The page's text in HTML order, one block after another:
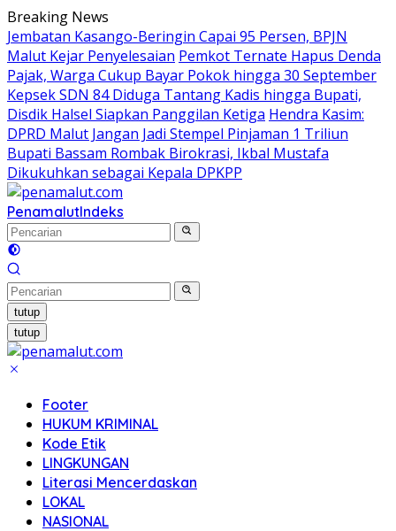
Langsung
ke
konten
Breaking News
Jembatan Kasango-Beringin Capai 95 Persen, BPJN
Malut Kejar Penyelesaian Pemkot Ternate Hapus Denda
Pajak, Warga Cukup Bayar Pokok hingga 30 September
Kepsek SDN 84 Diduga Tantang Kadis hingga Bupati,
Disdik Halsel Siapkan Panggilan Ketiga Hendra Kasim:
DPRD Malut Jangan Jadi Stempel Pinjaman 1 Triliun
Bupati Bassam Rombak Birokrasi, Ikbal Mustafa
Dikukuhkan sebagai Kepala DPKPP
PenamalutIndeks
tutup
tutup
Footer
HUKUM KRIMINAL
Kode Etik
LINGKUNGAN
Literasi Mencerdaskan
LOKAL
NASIONAL